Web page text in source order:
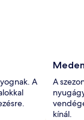
A
A
kínál.